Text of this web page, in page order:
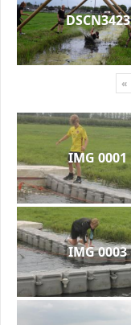
DSCN3423
«
IMG 0001
IMG 0003